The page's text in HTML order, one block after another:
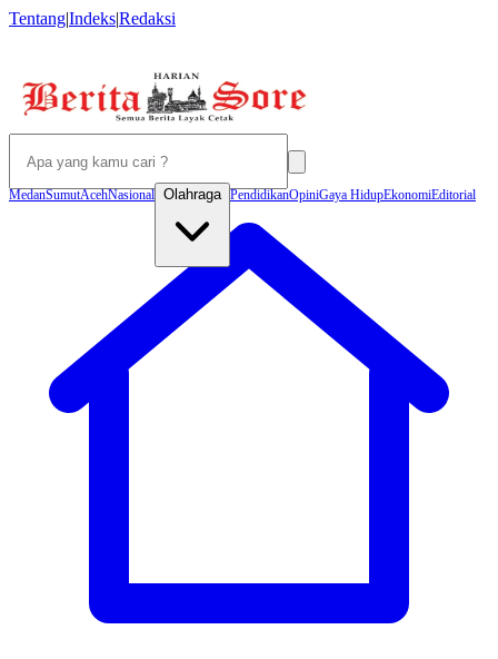
Tentang|Indeks|Redaksi
MedanSumutAcehNasional Olahraga PendidikanOpiniGaya HidupEkonomiEditorial